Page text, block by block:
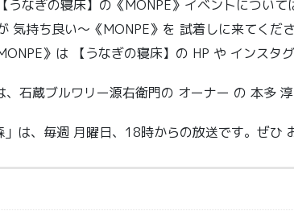
なぎの寝床】の《MONPE》イベントについて
気持ち良い～《MONPE》を 試着しに来てくだ
》は 【うなぎの寝床】の HP や インスタ
石蔵ブルワリー源右衛門の オーナー の 本多 淳
」は、毎週 月曜日、18時からの放送です。ぜ